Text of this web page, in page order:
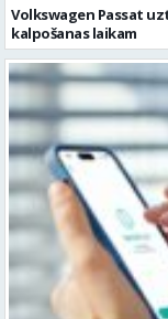
Pievienojies vairāk kā
lietotājiem